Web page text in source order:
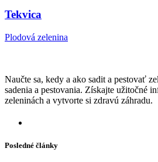
Tekvica
Plodová zelenina
Naučte sa, kedy a ako sadit a pestovať
sadenia a pestovania. Získajte užitočné
zeleninách a vytvorte si zdravú záhradu.
Posledné články